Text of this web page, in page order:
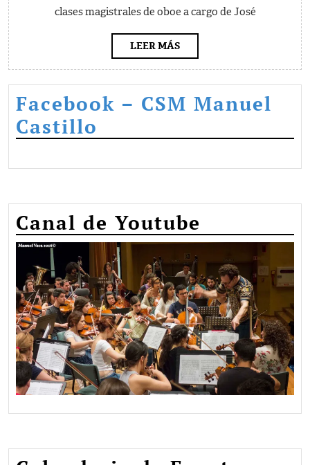
con
García
clases magistrales de oboe a cargo de José
LEER MÁSLEER
MÁS
Facebook – CSM Manuel
Castillo
Canal de Youtube